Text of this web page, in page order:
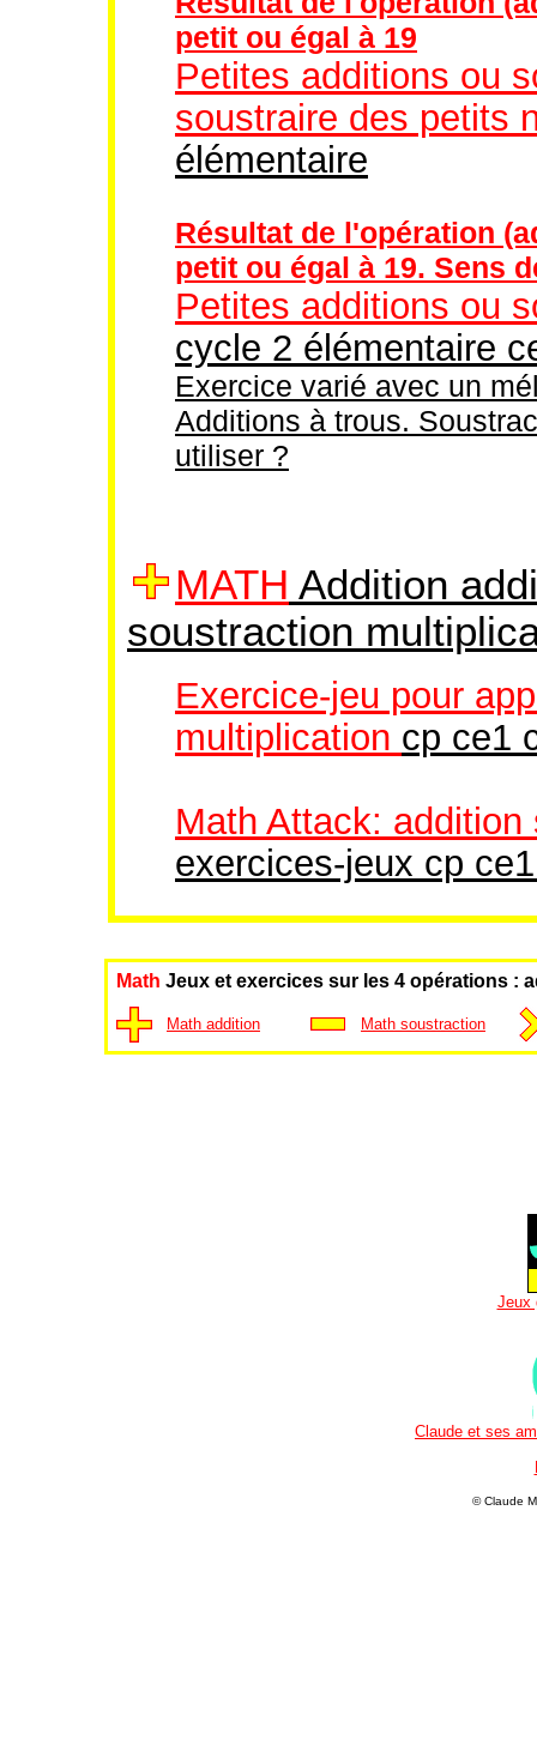
petit ou égal à 19
Petites additions ou
soustraire des petits
élémentaire
Résultat de l'opération
petit ou égal à 19. Sens
Petites additions ou
cycle 2 élémentaire
Exercice varié avec un
Additions à trous.
utiliser ?
MATH Addition
soustraction
Exercice-jeu pour
multiplication cp ce1
Math Attack:
exercices-jeux cp
Math Jeux et exercices sur les 4 opérations :
Math addition Math soustraction
Jeux
Claude et ses
© Claude